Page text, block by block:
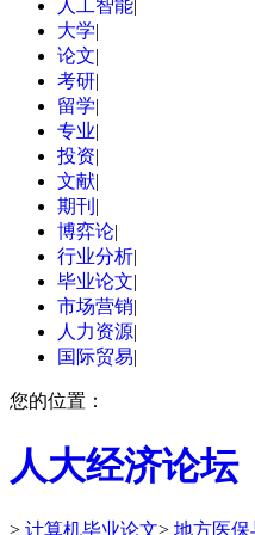
人工智能|
大学|
论文|
考研|
留学|
专业|
投资|
文献|
期刊 |
博弈论|
行业分析|
毕业论文|
市场营销|
人力资源|
国际贸易|
您的位置：
人大经济论坛
> 计算机毕业论文> 地方医保